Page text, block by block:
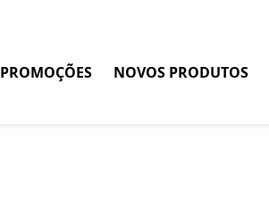
PROMOÇÕES NOVOS PRODUTOS